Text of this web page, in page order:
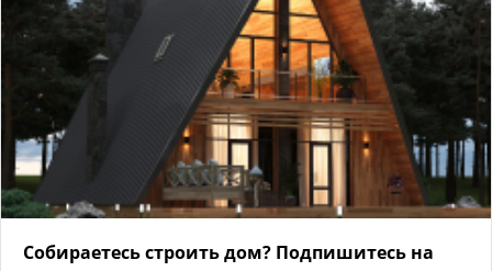
Собираетесь строить дом? Подпишитесь на